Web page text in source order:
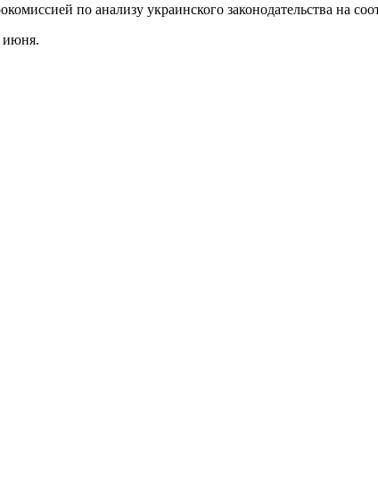
по анализу украинского законодательства на
июня.